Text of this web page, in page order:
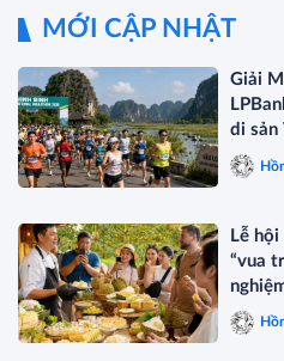
MỚI CẬP NHẬT
Giải
di sản
Lễ
“vua